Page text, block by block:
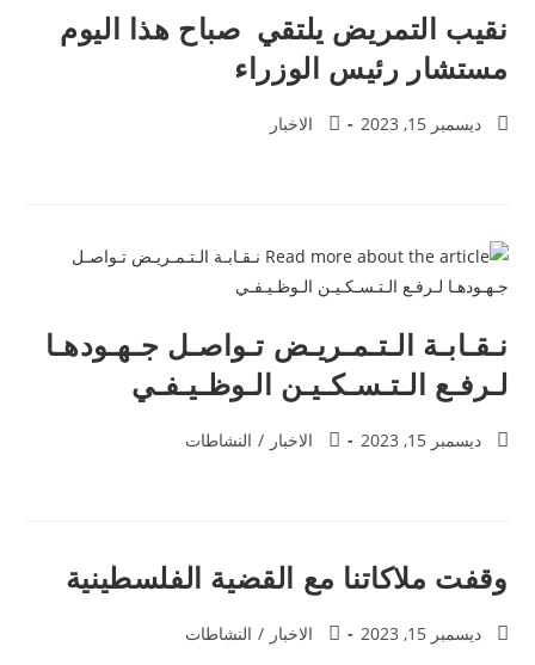
نقيب التمريض يلتقي صباح هذا اليوم
مستشار رئيس الوزراء
ديسمبر 15, 2023 الاخبار
نـقـابـة الـتـمـريـض تـواصـل جـهـودهـا
لـرفـع الـتـسـكـيـن الـوظـيـفـي
ديسمبر 15, 2023 الاخبار / النشاطات
وقفت ملاكاتنا مع القضية الفلسطينية
ديسمبر 15, 2023 الاخبار / النشاطات